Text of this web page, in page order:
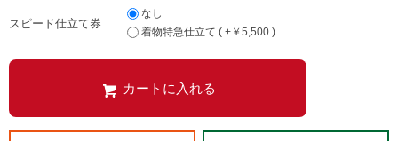
スピード仕立て券
なし
着物特急仕立て ( +￥5,500 )